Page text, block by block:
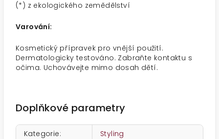
(*) z ekologického zemědělství
Varování:
Kosmetický přípravek pro vnější použití.
Dermatologicky testováno. Zabraňte kontaktu s
očima. Uchovávejte mimo dosah dětí.
Doplňkové parametry
Kategorie:
Styling